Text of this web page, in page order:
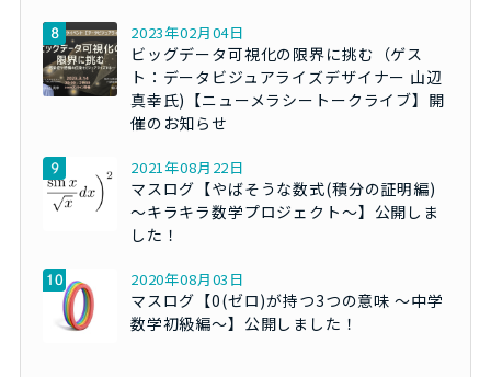
2023年02月04日
ビッグデータ可視化の限界に挑む（ゲス
ト：データビジュアライズデザイナー 山辺
真幸氏)【ニューメラシートークライブ】開
催のお知らせ
2021年08月22日
マスログ【やばそうな数式(積分の証明編)
～キラキラ数学プロジェクト～】公開しま
した！
2020年08月03日
マスログ【0(ゼロ)が持つ3つの意味 ～中学
数学初級編～】公開しました！